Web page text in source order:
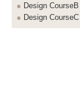
● Design
● Design